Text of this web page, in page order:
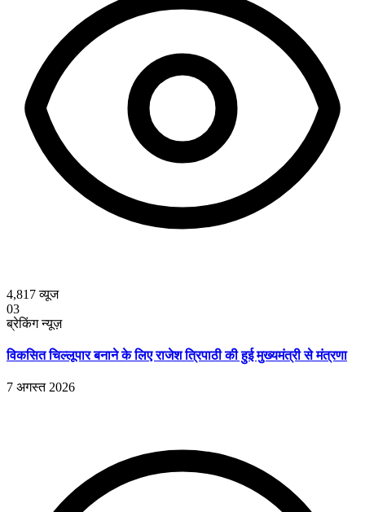
4,817व्यूज
03
ब्रेकिंग न्यूज़
विकसित चिल्लूपार बनाने के लिए राजेश त्रिपाठी की हुई मुख्यमंत्री से मंत्रणा
7 अगस्त 2026